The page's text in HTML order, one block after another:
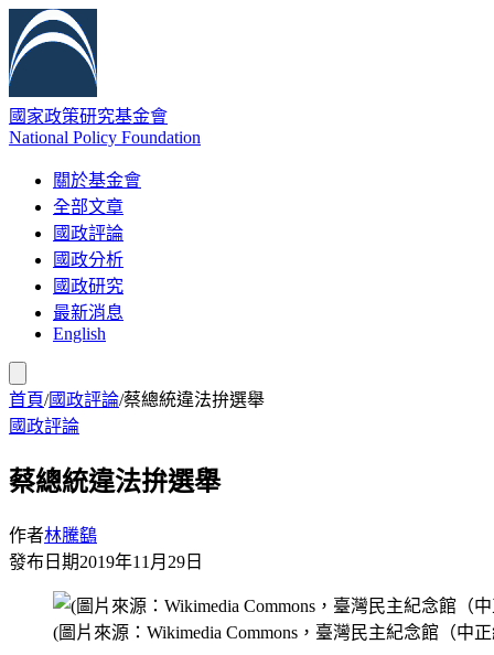
國家政策研究基金會
National Policy Foundation
關於基金會
全部文章
國政評論
國政分析
國政研究
最新消息
English
首頁/國政評論/蔡總統違法拚選舉
國政評論
蔡總統違法拚選舉
作者林騰鷂
發布日期2019年11月29日
(圖片來源：Wikimedia Commons，臺灣民主紀念館（中